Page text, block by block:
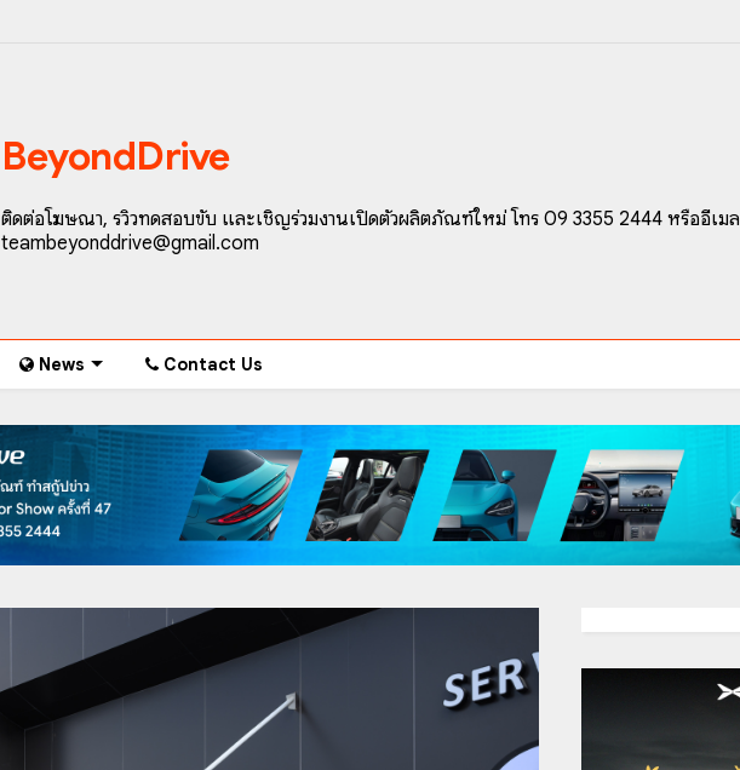
BeyondDrive
ติดต่อโฆษณา, รีวิวทดสอบขับ และเชิญร่วมงานเปิดตัวผลิตภัณฑ์ใหม่ โทร 09 3355 2444 หรืออีเมล
teambeyonddrive@gmail.com
News Contact Us